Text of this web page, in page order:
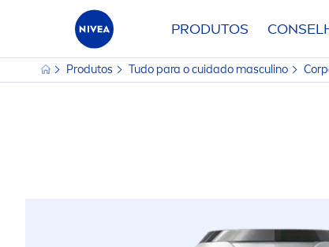
PRODUTOS
Produtos Tudo para o cuidado masculino